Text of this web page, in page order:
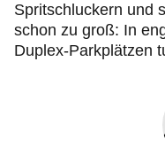
Spritschluckern und
schon zu groß: In
Duplex-Parkplätzen